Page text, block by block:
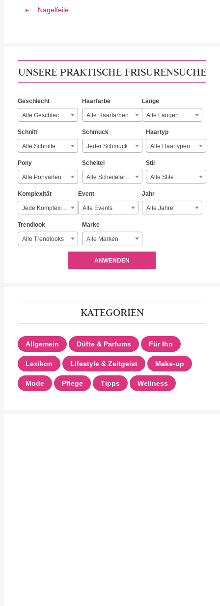
Nagelfeile
UNSERE PRAKTISCHE FRISURENSUCHE
Geschlecht
Alle Geschlechter
Haarfarbe
Alle Haarfarben
Länge
Alle Längen
Schnitt
Alle Schnitte
Schmuck
Jeder Schmuck
Haartyp
Alle Haartypen
Pony
Alle Ponyarten
Scheitel
Alle Scheitelarten
Stil
Alle Stile
Komplexität
Jede Komplexität
Event
Alle Events
Jahr
Alle Jahre
Trendlook
Alle Trendlooks
Marke
Alle Marken
ANWENDEN
KATEGORIEN
Allgemein Düfte & Parfums Für Ihn
Lexikon Lifestyle & Zeitgeist Make-up
Mode Pflege Tipps Wellness